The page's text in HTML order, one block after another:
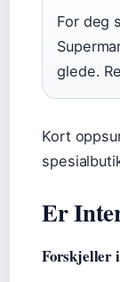
For deg
glede.
Kort
Er
Forskjeller